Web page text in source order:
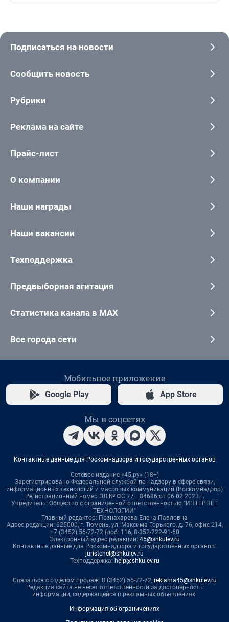
Подписаться на новости
Сообщить новость
Рубрики
Реклама на сайте
Прайс-лист
О компании
Наши награды
Наши вакансии
Техподдержка
Предвыборная агитация
Статистика канала в MAX
Все города сети
Мобильное приложение
Google Play App Store
Мы в соцсетях
Контактные данные для Роскомнадзора и государственных органов
Сетевое издание «45.ру» (18+)
Зарегистрировано Федеральной службой по надзору в сфере связи,
информационных технологий и массовых коммуникаций (Роскомнадзор)
Регистрационный номер ЭЛ № ФС 77– 84686 от 06.02.2023 г.
Учредитель: Общество с ограниченной ответственностью "ИНТЕРНЕТ
ТЕХНОЛОГИИ"
Главный редактор: Познахарева Елена Павловна
Адрес редакции: 625000, г. Тюмень, ул. Максима Горького, д. 76, офис 214,
+7 (3452) 56-72-72 (доб. 116, 8-352-222-91-60
Электронный адрес редакции: 45@shkulev.ru
Контактные данные для Роскомнадзора и государственных органов:
juristchel@shkulev.ru
Техподдержка: help@shkulev.ru
Связаться с отделом продаж: 8 (3452) 56-72-72, reklama45@shkulev.ru
Редакция сайта не несет ответственности за достоверность
информации, содержащейся в рекламных объявлениях.
Информация об ограничениях